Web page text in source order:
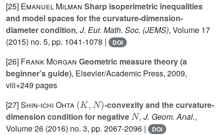
[25] Emanuel Milman Sharp isoperimetric inequalities
and model spaces for the curvature-dimension-
diameter condition, J. Eur. Math. Soc. (JEMS), Volume 17
(2015) no. 5, pp. 1041-1078 |
DOI
[26] Frank Morgan Geometric measure theory (a
beginner’s guide), Elsevier/Academic Press, 2009,
viii+249 pages
[27]Shin-ichi Ohta
(
-convexity and the curvature-
dimension condition for negative
N
, J. Geom. Anal.,
Volume 26 (2016) no. 3, pp. 2067-2096 | DOI